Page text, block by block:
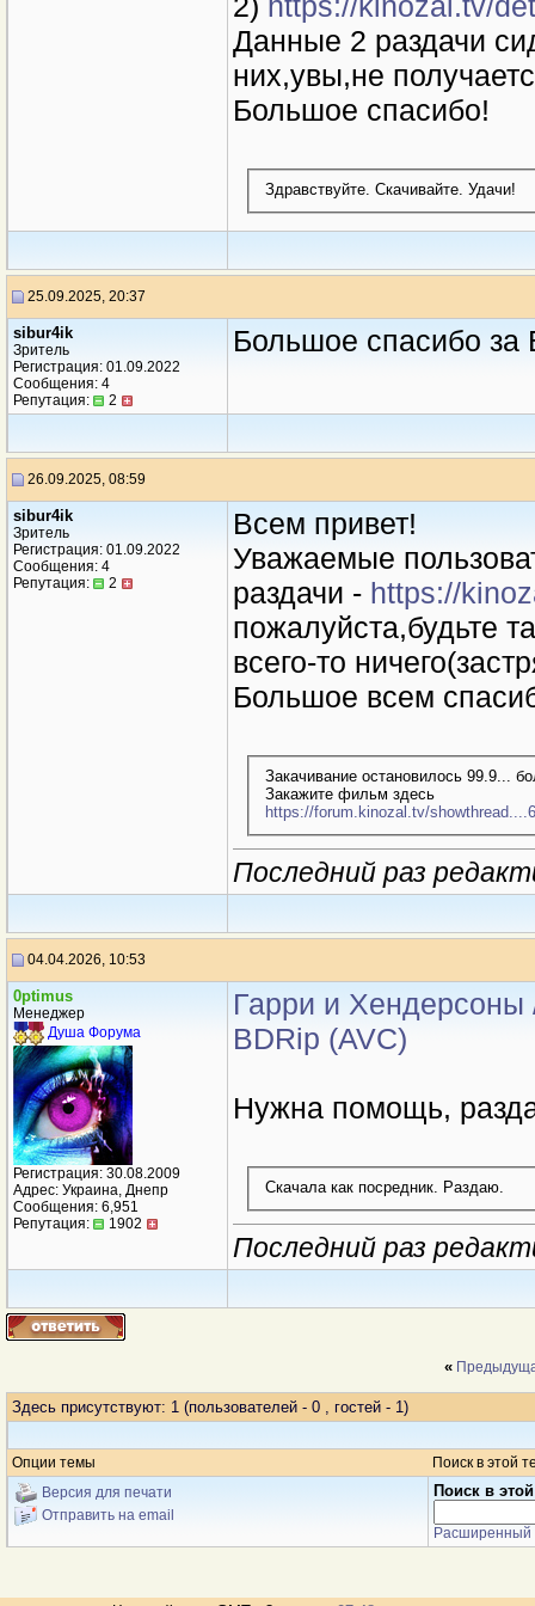
Данные 2 раздачи
них,увы,не
Большое спасибо!
Здравствуйте. Скачивайте. Удачи!
25.09.2025, 20:37
sibur4ik
Зритель
Регистрация: 01.09.2022
Сообщения: 4
Репутация:
2
Большое спасибо за
26.09.2025, 08:59
sibur4ik
Зритель
Регистрация: 01.09.2022
Сообщения: 4
Репутация:
2
Всем привет!
Уважаемые
раздачи - https://
пожалуйста,будьте
всего-то
Большое всем
Закачивание остановилось 99.9...
Закажите фильм здесь
https://forum.kinozal.tv/
Последний раз
04.04.2026, 10:53
0ptimus
Менеджер
Душа Форума
Регистрация: 30.08.2009
Адрес: Украина, Днепр
Сообщения: 6,951
Репутация:
1902
Гарри и
BDRip (AVC)
Нужна помощь,
Скачала как посредник. Раздаю.
Последний раз
«
Здесь присутствуют: 1 (пользователей - 0 , гостей - 1)
Опции темы
Поиск в этой
Версия для печати
Отправить на email
Поиск в
Расширенный